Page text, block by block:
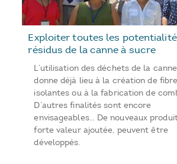
Exploiter toutes les
résidus de la canne à sucre
L’utilisation des déchets de la
donne déjà lieu à la création de
isolantes ou à la fabrication de
D’autres finalités sont encore
envisageables… De nouveaux
forte valeur ajoutée, peuvent être
développés.